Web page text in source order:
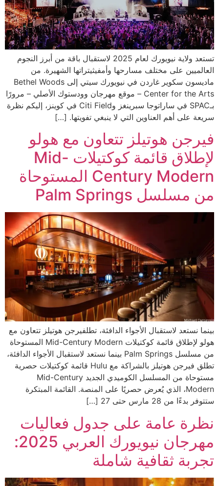
تستعد ولاية نيويورك لعام 2025 لاستقبال باقة من أبرز النجوم
العالميين على مختلف مسارحها وأمفيثيتراتها الشهيرة. من
ماديسون سكوير غاردن في نيويورك سيتي إلى Bethel Woods
Center for the Arts – موقع مهرجان وودستوك الأصلي – مرورًا
بـSPAC في ساراتوجا سبرينغز وCiti Field في كوينز، إليكم نظرة
سريعة على أهم العناوين التي لا ينبغي تفويتها. […]
فيرجن هوتيلز تتعاون مع هولو
لإطلاق قائمة كوكتيلات Mid-
Century Modern المستوحاة
من مسلسل Palm Springs
بينما نستعد لاستقبال الأجواء الدافئة، تطلفيرجن هوتيلز تتعاون مع
هولو لإطلاق قائمة كوكتيلات Mid-Century Modern المستوحاة
من مسلسل Palm Springs بينما نستعد لاستقبال الأجواء الدافئة،
تطلق فيرجن هوتيلز بالشراكة مع Hulu قائمة كوكتيلات حصرية
مستوحاة من المسلسل الكوميدي الجديد Mid-Century
Modern، الذي يُعرض حصريًا على المنصة. القائمة المبتكرة
ستتوفر بدءًا من 28 مارس حتى 27 […]
نظرة عامة على جدول فعاليات
مهرجان نيويورك العربي 2025:
تجربة ثقافية شاملة